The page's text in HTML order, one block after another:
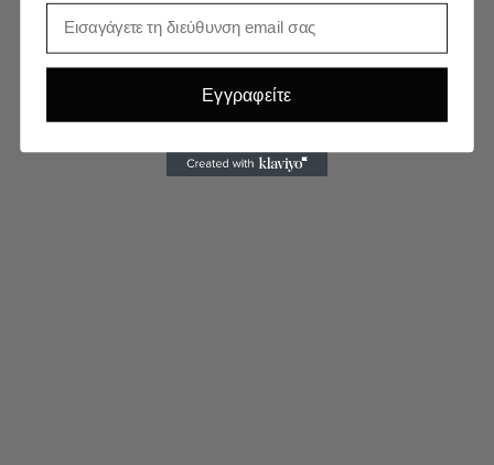
Email
Εγγραφείτε